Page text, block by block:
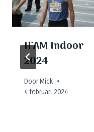
IFAM Indoor
2024
DoorMick
4 februari 2024